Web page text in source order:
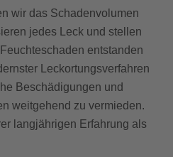
wir das Schadenvolumen
jedes Leck und stellen
entstanden
Leckortungsverfahren
Beschädigungen und
weitgehend zu vermieden.
langjährigen Erfahrung als